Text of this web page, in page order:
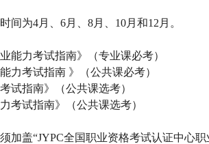
间为4月、6月、8月、10月和12月。
能力考试指南》（专业课必考）
力考试指南 》（公共课必考）
试指南》（公共课选考）
考试指南》（公共课选考）
加盖“JYPC全国职业资格考试认证中心